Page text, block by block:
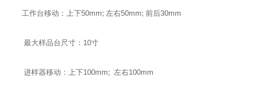
工作台移动：上下50mm; 左右50mm; 前后30mm
最大样品台尺寸：10寸
进样器移动：上下100mm; 左右100mm